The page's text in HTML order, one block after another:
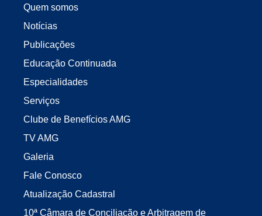
Quem somos
Notícias
Publicações
Educação Continuada
Especialidades
Serviços
Clube de Benefícios AMG
TV AMG
Galeria
Fale Conosco
Atualização Cadastral
10ª Câmara de Conciliação e Arbitragem de